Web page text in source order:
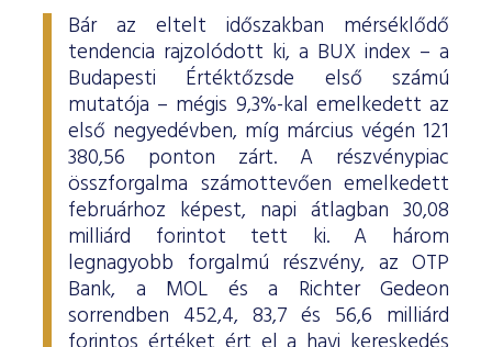
Bár az eltelt időszakban mérséklődő
tendencia rajzolódott ki, a BUX index – a
Budapesti Értéktőzsde első számú
mutatója – mégis 9,3%-kal emelkedett az
első negyedévben, míg március végén 121
380,56 ponton zárt. A részvénypiac
összforgalma számottevően emelkedett
februárhoz képest, napi átlagban 30,08
milliárd forintot tett ki. A három
legnagyobb forgalmú részvény, az OTP
Bank, a MOL és a Richter Gedeon
sorrendben 452,4, 83,7 és 56,6 milliárd